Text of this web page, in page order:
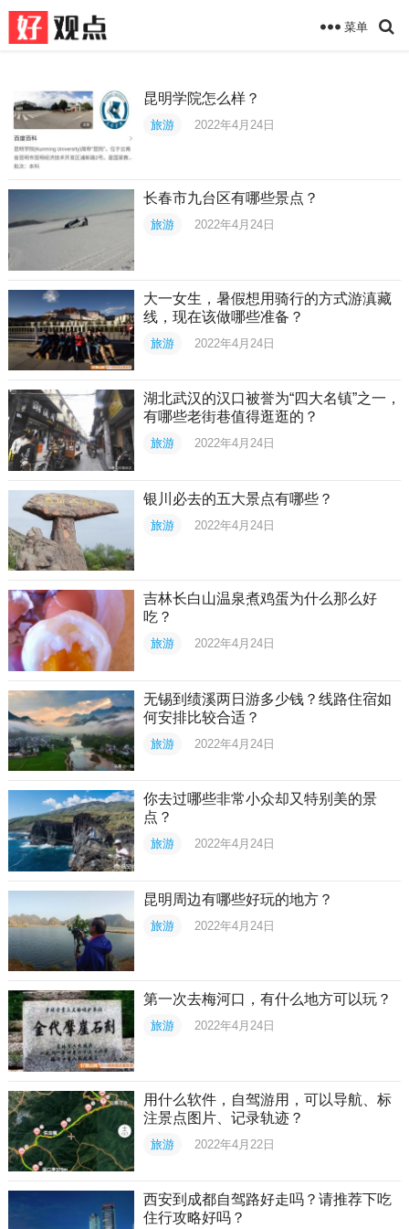
菜单
昆明学院怎么样？
旅游 2022年4月24日
长春市九台区有哪些景点？
旅游 2022年4月24日
大一女生，暑假想用骑行的方式游滇藏
线，现在该做哪些准备？
旅游 2022年4月24日
湖北武汉的汉口被誉为“四大名镇”之一，
有哪些老街巷值得逛逛的？
旅游 2022年4月24日
银川必去的五大景点有哪些？
旅游 2022年4月24日
吉林长白山温泉煮鸡蛋为什么那么好
吃？
旅游 2022年4月24日
无锡到绩溪两日游多少钱？线路住宿如
何安排比较合适？
旅游 2022年4月24日
你去过哪些非常小众却又特别美的景
点？
旅游 2022年4月24日
昆明周边有哪些好玩的地方？
旅游 2022年4月24日
第一次去梅河口，有什么地方可以玩？
旅游 2022年4月24日
用什么软件，自驾游用，可以导航、标
注景点图片、记录轨迹？
旅游 2022年4月22日
西安到成都自驾路好走吗？请推荐下吃
住行攻略好吗？